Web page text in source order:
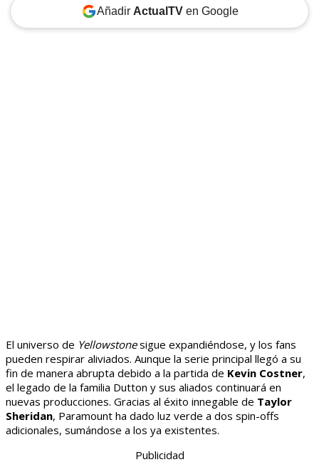
Añadir ActualTVen Google
El universo de Yellowstonesigue expandiéndose, y los fans
pueden respirar aliviados. Aunque la serie principal llegó a su
fin de manera abrupta debido a la partida de Kevin Costner,
el legado de la familia Dutton y sus aliados continuará en
nuevas producciones. Gracias al éxito innegable de Taylor
Sheridan, Paramount ha dado luz verde a dos spin-offs
adicionales, sumándose a los ya existentes.
Publicidad